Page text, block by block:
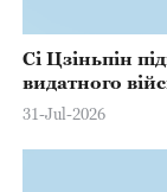
Сі Цзіньпін
видатного
31-Jul-2026